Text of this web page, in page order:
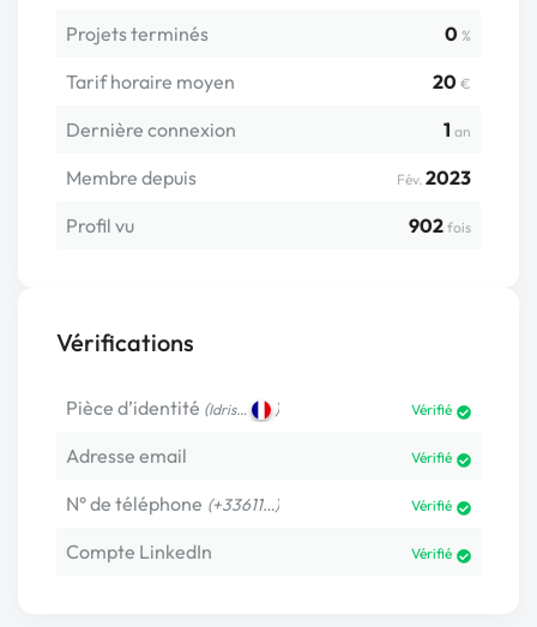
Projets terminés 0 %
Tarif horaire moyen 20 €
Dernière connexion 1 an
Membre depuis Fév. 2023
Profil vu
902 fois
Vérifications
Pièce d’identité (Idris… ) Vérifié
Adresse email Vérifié
N° de téléphone (+33611…) Vérifié
Compte LinkedIn Vérifié